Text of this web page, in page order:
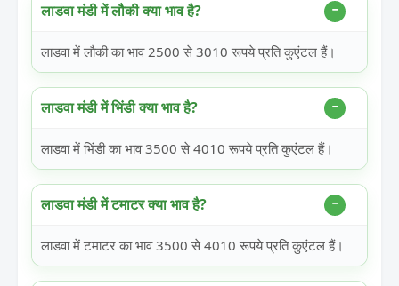
लाडवा मंडी में लौकी क्या भाव है?
लाडवा में लौकी का भाव 2500 से 3010 रूपये प्रति कुएंटल हैं।
लाडवा मंडी में भिंडी क्या भाव है?
लाडवा में भिंडी का भाव 3500 से 4010 रूपये प्रति कुएंटल हैं।
लाडवा मंडी में टमाटर क्या भाव है?
लाडवा में टमाटर का भाव 3500 से 4010 रूपये प्रति कुएंटल हैं।